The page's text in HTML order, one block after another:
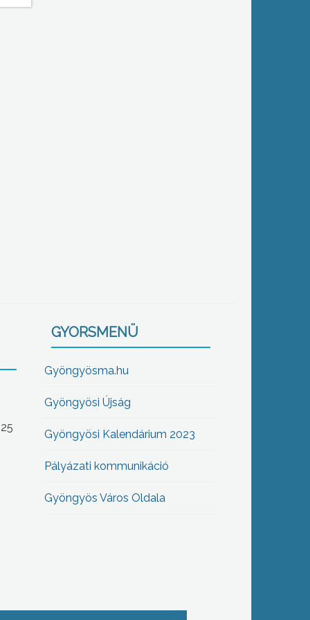
GYORSMENÜ
Gyöngyösma.hu
Gyöngyösi Újság
Gyöngyösi Kalendárium 2023
Pályázati kommunikáció
Gyöngyös Város Oldala